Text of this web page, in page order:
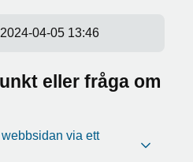
2024-04-05 13:46
eller fråga om
via ett